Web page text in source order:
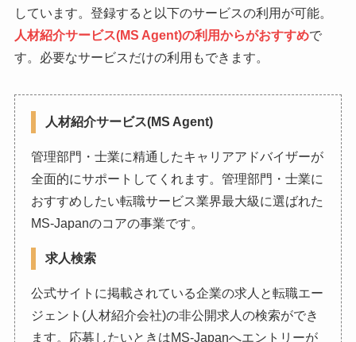
しています。登録すると以下のサービスの利用が可能。
人材紹介サービス(MS Agent)の利用からがおすすめで
す。必要なサービスだけの利用もできます。
人材紹介サービス(MS Agent)
管理部門・士業に精通したキャリアアドバイザーが
全面的にサポートしてくれます。管理部門・士業に
おすすめしたい転職サービス業界最大級に選ばれた
MS-Japanのコアの事業です。
求人検索
公式サイトに掲載されている企業の求人と転職エー
ジェント(人材紹介会社)の非公開求人の検索ができ
ます。応募したいときはMS-Japanへエントリーが